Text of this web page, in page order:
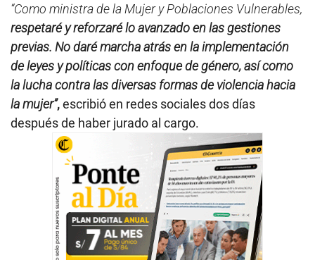
“Como ministra de la Mujer y Poblaciones Vulnerables,
respetaré y reforzaré lo avanzado en las gestiones
previas. No daré marcha atrás en la implementación
de leyes y políticas con enfoque de género, así como
la lucha contra las diversas formas de violencia hacia
la mujer”,escribió en redes sociales dos días
después de haber jurado al cargo.